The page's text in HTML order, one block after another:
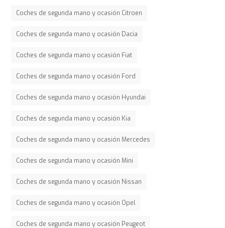
Coches de segunda mano y ocasión Citroen
Coches de segunda mano y ocasión Dacia
Coches de segunda mano y ocasión Fiat
Coches de segunda mano y ocasión Ford
Coches de segunda mano y ocasión Hyundai
Coches de segunda mano y ocasión Kia
Coches de segunda mano y ocasión Mercedes
Coches de segunda mano y ocasión Mini
Coches de segunda mano y ocasión Nissan
Coches de segunda mano y ocasión Opel
Coches de segunda mano y ocasión Peugeot